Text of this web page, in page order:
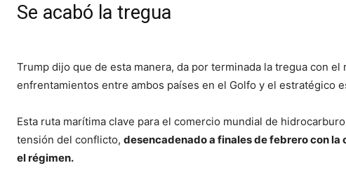
Se acabó la tregua
Trump dijo que de esta manera, da por terminada la tregua con
enfrentamientos entre ambos países en el Golfo y el estratégico
Esta ruta marítima clave para el comercio mundial de
tensión del conflicto, desencadenado a finales de febrero con la
el régimen.